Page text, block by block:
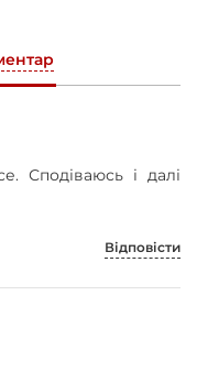
Сподіваюсь і далі
Відповісти